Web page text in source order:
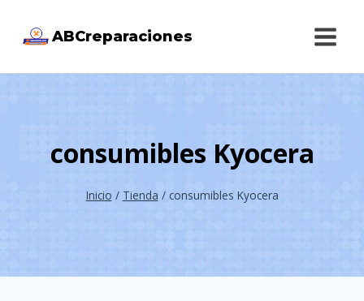
ABCreparaciones
consumibles Kyocera
Inicio / Tienda / consumibles Kyocera